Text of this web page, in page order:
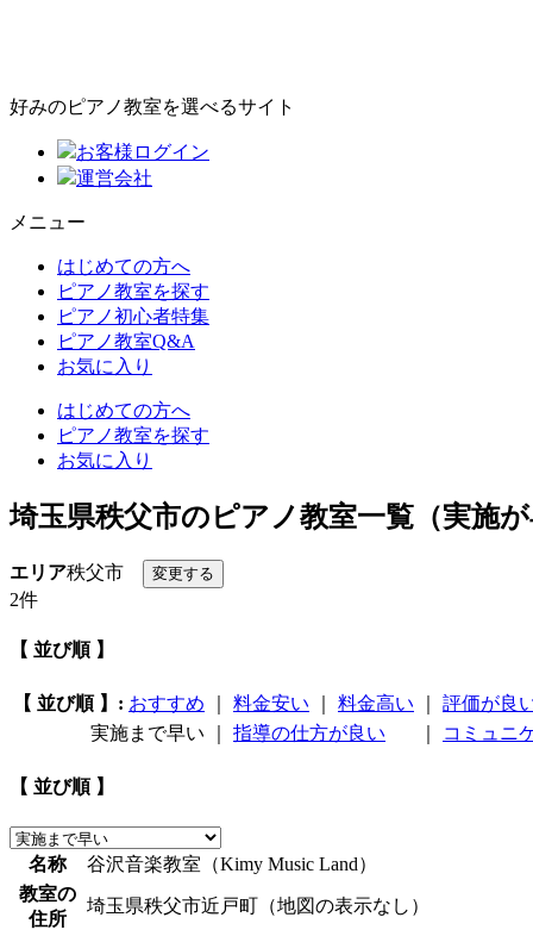
好みのピアノ教室を選べるサイト
お客様ログイン
運営会社
メニュー
はじめての方へ
ピアノ教室を探す
ピアノ初心者特集
ピアノ教室Q&A
お気に入り
はじめての方へ
ピアノ教室を探す
お気に入り
埼玉県秩父市のピアノ教室一覧（実施
エリア秩父市
2件
【 並び順 】
【 並び順 】: おすすめ 料金安い 料金高い
評価が良
実施まで早い
指導の仕方が良い コミュニ
【 並び順 】
名称
谷沢音楽教室（Kimy Music Land）
教室の
住所
埼玉県秩父市近戸町（地図の表示なし）